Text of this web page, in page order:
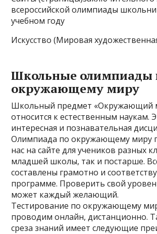
всероссийской олимпиады
учебном году
Искусство (Мировая
Школьные олимпиады
окружающему миру
Школьный предмет «Окружающий
относится к естественным наукам.
интересная и познавательная
Олимпиада по окружающему миру
нас на сайте для учеников разных
младшей школы, так и постарше.
составлены грамотно и
программе. Проверить свой
может каждый желающий.
Тестирование по окружающему
проводим онлайн, дистанционно.
среза знаний имеет следующие